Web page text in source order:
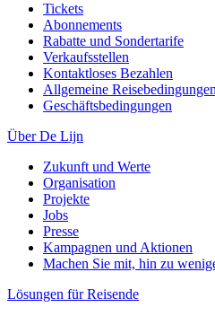
Tickets
Abonnements
Rabatte und Sondertarife
Verkaufsstellen
Kontaktloses Bezahlen
Allgemeine Reisebedingungen
Geschäftsbedingungen
Über De Lijn
Zukunft und Werte
Organisation
Projekte
Jobs
Presse
Kampagnen und Aktionen
Machen Sie mit, hin zu
Lösungen für Reisende